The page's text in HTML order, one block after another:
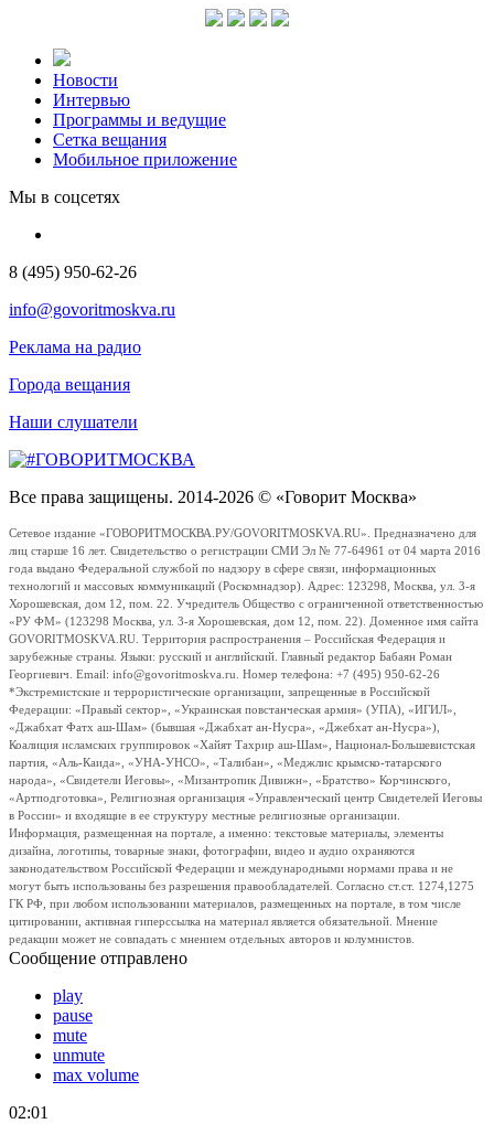
Новости
Интервью
Программы и ведущие
Сетка вещания
Мобильное приложение
Мы в соцсетях
8 (495) 950-62-26
info@govoritmoskva.ru
Реклама на радио
Города вещания
Наши слушатели
Все права защищены. 2014-2026 © «Говорит Москва»
Сетевое издание «ГОВОРИТМОСКВА.РУ/GOVORITMOSKVA.RU». Предназначено для
лиц старше 16 лет. Свидетельство о регистрации СМИ Эл № 77-64961 от 04 марта 2016
года выдано Федеральной службой по надзору в сфере связи, информационных
технологий и массовых коммуникаций (Роскомнадзор). Адрес: 123298, Москва, ул. 3-я
Хорошевская, дом 12, пом. 22. Учредитель Общество с ограниченной ответственностью
«РУ ФМ» (123298 Москва, ул. 3-я Хорошевская, дом 12, пом. 22). Доменное имя сайта
GOVORITMOSKVA.RU. Территория распространения – Российская Федерация и
зарубежные страны. Языки: русский и английский. Главный редактор Бабаян Роман
Георгиевич. Email: info@govoritmoskva.ru. Номер телефона: +7 (495) 950-62-26
*Экстремистские и террористические организации, запрещенные в Российской
Федерации: «Правый сектор», «Украинская повстанческая армия» (УПА), «ИГИЛ»,
«Джабхат Фатх аш-Шам» (бывшая «Джабхат ан-Нусра», «Джебхат ан-Нусра»),
Коалиция исламских группировок «Хайят Тахрир аш-Шам», Национал-Большевистская
партия, «Аль-Каида», «УНА-УНСО», «Талибан», «Меджлис крымско-татарского
народа», «Свидетели Иеговы», «Мизантропик Дивижн», «Братство» Корчинского,
«Артподготовка», Религиозная организация «Управленческий центр Свидетелей Иеговы
в России» и входящие в ее структуру местные религиозные организации.
Информация, размещенная на портале, а именно: текстовые материалы, элементы
дизайна, логотипы, товарные знаки, фотографии, видео и аудио охраняются
законодательством Российской Федерации и международными нормами права и не
могут быть использованы без разрешения правообладателей. Согласно ст.ст. 1274,1275
ГК РФ, при любом использовании материалов, размещенных на портале, в том числе
цитировании, активная гиперссылка на материал является обязательной. Мнение
редакции может не совпадать с мнением отдельных авторов и колумнистов.
Сообщение отправлено
play
pause
mute
unmute
max volume
02:01